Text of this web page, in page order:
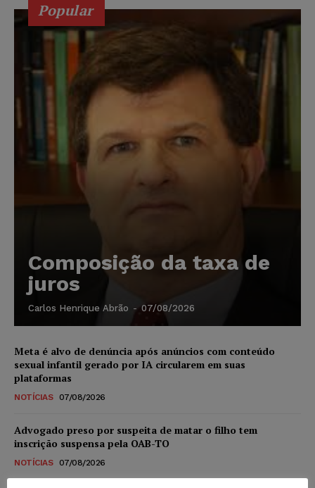
Popular
Composição da taxa de
juros
Carlos Henrique Abrão - 07/08/2026
Meta é alvo de denúncia após anúncios com conteúdo
sexual infantil gerado por IA circularem em suas
plataformas
NOTÍCIAS 07/08/2026
Advogado preso por suspeita de matar o filho tem
inscrição suspensa pela OAB-TO
NOTÍCIAS 07/08/2026